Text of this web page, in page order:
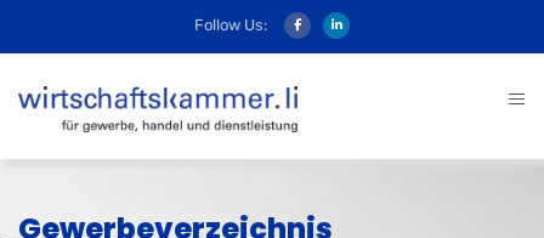
Follow Us:
Gewerbeverzeichnis